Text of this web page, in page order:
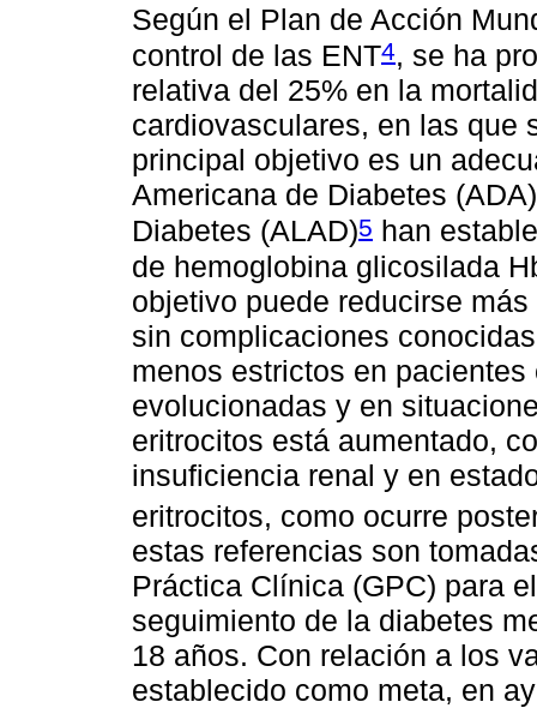
Según el Plan de Acción
control de las ENT4, se ha
relativa del 25% en la
cardiovasculares, en las que
principal objetivo es un
Americana de Diabetes
Diabetes (ALAD)5 han
de hemoglobina glicosilada
objetivo puede reducirse
sin complicaciones
menos estrictos en
evolucionadas y en
eritrocitos está aumentado,
insuficiencia renal y en
eritrocitos, como ocurre
estas referencias son
Práctica Clínica (GPC) para
seguimiento de la diabetes
18 años. Con relación a los
establecido como meta, en